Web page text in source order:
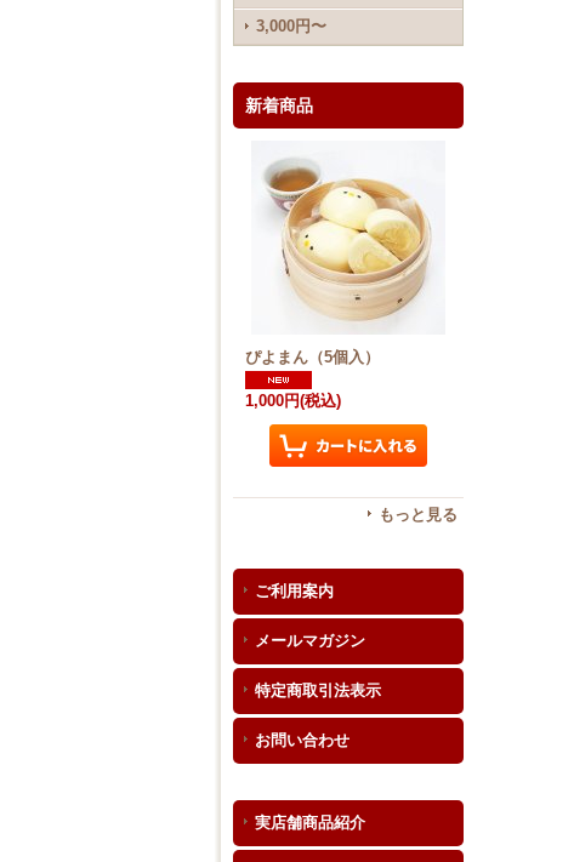
3,000円〜
新着商品
ぴよまん（5個入）
1,000円(税込)
もっと見る
ご利用案内
メールマガジン
特定商取引法表示
お問い合わせ
実店舗商品紹介